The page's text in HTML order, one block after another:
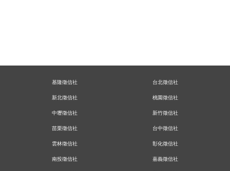
基隆徵信社 台北徵信社
新北徵信社 桃園徵信社
中壢徵信社 新竹徵信社
苗栗徵信社 台中徵信社
雲林徵信社 彰化徵信社
南投徵信社 嘉義徵信社